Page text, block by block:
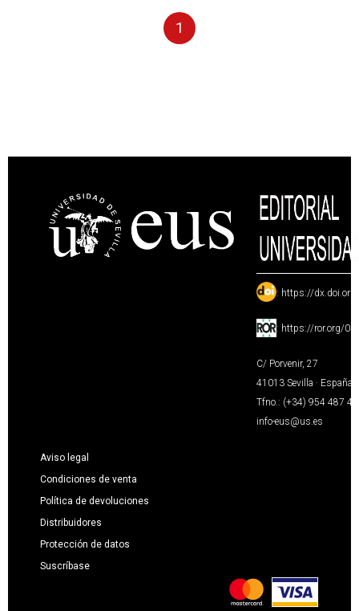
1
: https://
: https://ror.org/
C/ Porvenir, 27
41013 Sevilla · España
Tfno.: (+34) 954 487
info-eus@us.es
Aviso legal
Condiciones de venta
Política de devoluciones
Distribuidores
Protección de datos
Suscríbase